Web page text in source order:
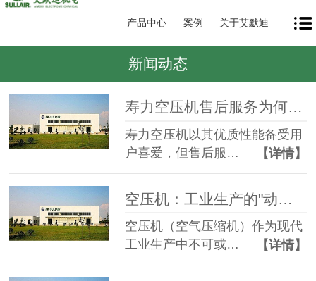
产品中心 案例 关于艾默迪
新闻动态
寿力空压机售后服务为何如此重要？
寿力空压机以其优质性能备受用
户喜爱，但售后服…
【详情】
空压机（空气压缩机）作为现代
工业生产中不可或…
【详情】